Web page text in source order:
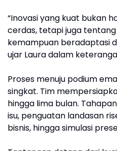
“Inovasi yang kuat bukan
cerdas, tetapi juga
kemampuan beradaptasi
ujar Laura dalam
Proses menuju podium
singkat. Tim
hingga lima bulan.
isu, penguatan landasan
bisnis, hingga simulasi